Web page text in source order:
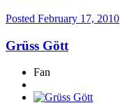
Posted February 17, 2010
Grüss Gött
Fan